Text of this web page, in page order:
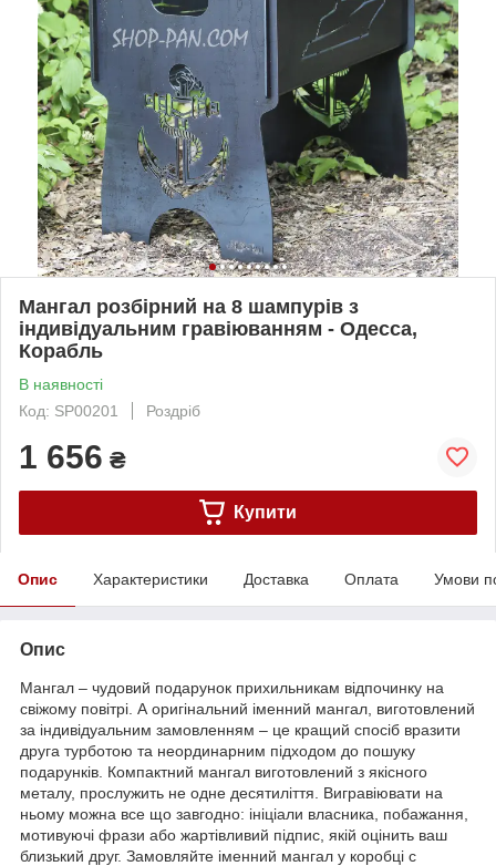
Мангал розбірний на 8 шампурів з
індивідуальним гравіюванням - Одесса,
Корабль
В наявності
Код: SP00201
Роздріб
1 656 ₴
Купити
Опис Характеристики Доставка Оплата Умови
Опис
Мангал – чудовий подарунок прихильникам відпочинку на
свіжому повітрі. А оригінальний іменний мангал, виготовлений
за індивідуальним замовленням – це кращий спосіб вразити
друга турботою та неординарним підходом до пошуку
подарунків. Компактний мангал виготовлений з якісного
металу, прослужить не одне десятиліття. Вигравіювати на
ньому можна все що завгодно: ініціали власника, побажання,
мотивуючі фрази або жартівливий підпис, якій оцінить ваш
близький друг. Замовляйте іменний мангал у коробці с